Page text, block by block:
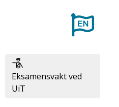
Eksamensvakt ved
UiT